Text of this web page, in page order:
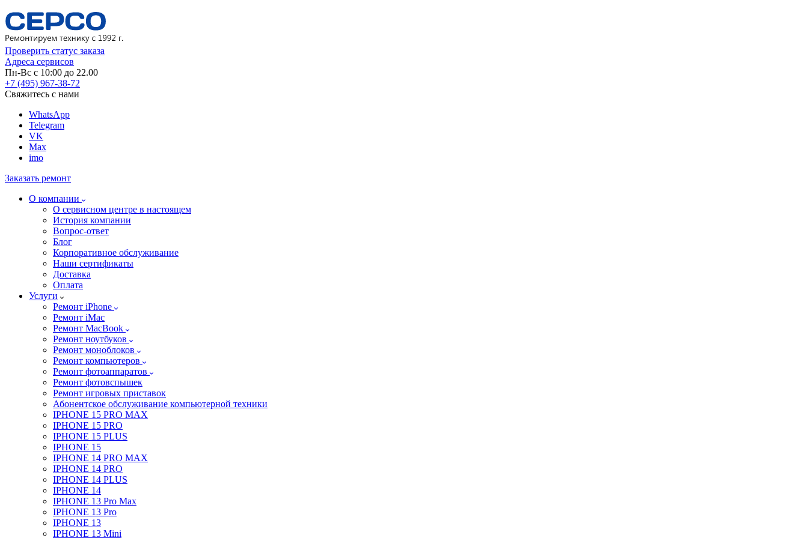
Проверить статус заказа
Адреса сервисов
Пн-Вс с 10:00 до 22.00
+7 (495) 967-38-72
Свяжитесь с нами
WhatsApp
Telegram
VK
Max
imo
Заказать ремонт
О компании
О сервисном центре в настоящем
История компании
Вопрос-ответ
Блог
Корпоративное обслуживание
Наши сертификаты
Доставка
Оплата
Услуги
Ремонт iPhone
Ремонт iMac
Ремонт MacBook
Ремонт ноутбуков
Ремонт моноблоков
Ремонт компьютеров
Ремонт фотоаппаратов
Ремонт фотовспышек
Ремонт игровых приставок
Абонентское обслуживание компьютерной техники
IPHONE 15 PRO MAX
IPHONE 15 PRO
IPHONE 15 PLUS
IPHONE 15
IPHONE 14 PRO MAX
IPHONE 14 PRO
IPHONE 14 PLUS
IPHONE 14
IPHONE 13 Pro Max
IPHONE 13 Pro
IPHONE 13
IPHONE 13 Mini